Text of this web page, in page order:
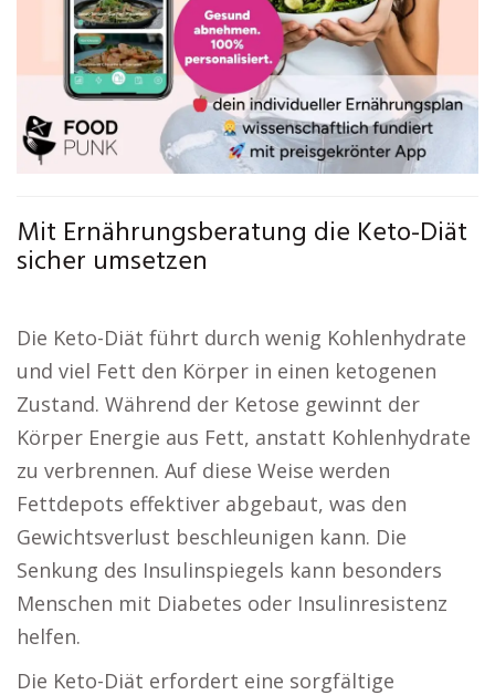
Mit Ernährungsberatung die Keto-Diät
sicher umsetzen
Die Keto-Diät führt durch wenig Kohlenhydrate
und viel Fett den Körper in einen ketogenen
Zustand. Während der Ketose gewinnt der
Körper Energie aus Fett, anstatt Kohlenhydrate
zu verbrennen. Auf diese Weise werden
Fettdepots effektiver abgebaut, was den
Gewichtsverlust beschleunigen kann. Die
Senkung des Insulinspiegels kann besonders
Menschen mit Diabetes oder Insulinresistenz
helfen.
Die Keto-Diät erfordert eine sorgfältige